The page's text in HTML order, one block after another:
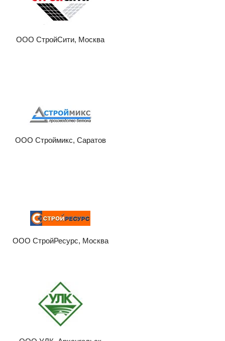
ООО СтройСити, Москва
ООО Строймикс, Саратов
ООО СтройРесурс, Москва